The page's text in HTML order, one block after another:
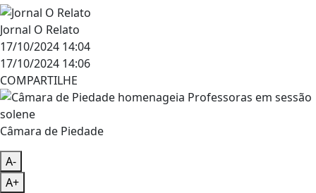
Jornal O Relato
17/10/2024 14:04
17/10/2024 14:06
COMPARTILHE
Câmara de Piedade
A-
A+